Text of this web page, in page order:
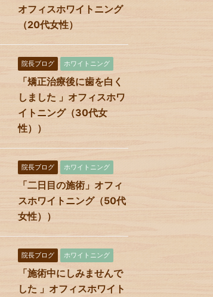
オフィスホワイトニング
（20代女性）
院長ブログ ホワイトニング
「矯正治療後に歯を白く
しました 」オフィスホワ
イトニング（30代女
性））
院長ブログ ホワイトニング
「二日目の施術」オフィ
スホワイトニング（50代
女性））
院長ブログ ホワイトニング
「施術中にしみませんで
した 」オフィスホワイト